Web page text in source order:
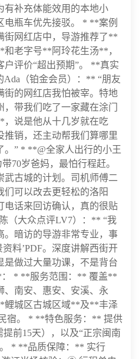
补充体能效用的本地小
电瓶车优先接驳。 * **案例
街网红店中，导游推荐了**
老字号**阿玲花生汤**，
户评价“超出预期”。 **真实
（铂金会员）：** “朋友
街的网红店我怕被宰。特地
带我们吃了一家藏在涂门
说是他从十几岁就在吃
推销，还主动帮我们算哪里
。” * **@全家人出行的小王
70岁爸妈，最怕行程赶。
武古城的计划。司机师傅二
们可以改去更轻松的洛阳
电话来回访确认，真的很贴
（大众点评LV7）：** “我
。暗访的导游非常专业，事
料’PDF。深度讲解西街开
是做过大量功课，不是背台
* **服务范围：** 覆盖**
南安、惠安、安溪、永
鲤城区古城区域**及**丰泽
宿。 * **特色服务：** 提供
前15天），以及“正宗闽南
* **品质保障：** 实行